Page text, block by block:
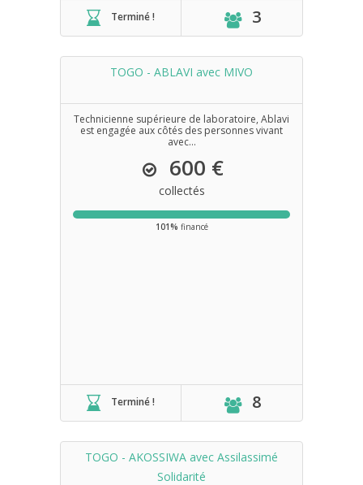
Terminé ! 3
TOGO - ABLAVI avec MIVO
Technicienne supérieure de laboratoire, Ablavi
est engagée aux côtés des personnes vivant
avec...
600 €
collectés
101% financé
Terminé ! 8
TOGO - AKOSSIWA avec Assilassimé
Solidarité